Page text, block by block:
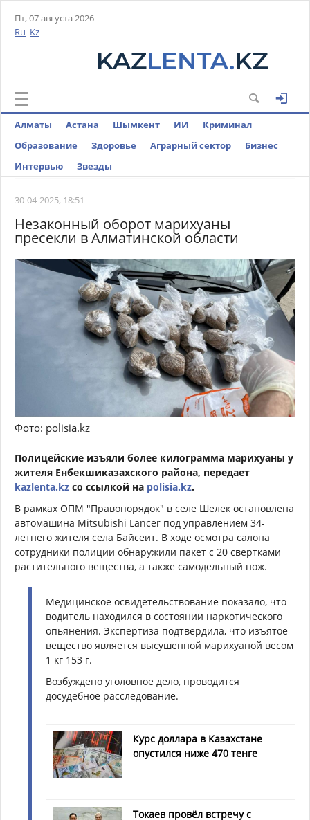
Пт, 07 августа 2026
Ru Kz
Алматы Астана Шымкент ИИ
Криминал
Образование
Здоровье Аграрный сектор
Бизнес
Интервью
Звезды
30-04-2025, 18:51
Незаконный оборот марихуаны
пресекли в Алматинской области
Фото: polisia.kz
Полицейские изъяли более килограмма марихуаны у
жителя Енбекшиказахского района, передает
kazlenta.kz со ссылкой на polisia.kz.
В рамках ОПМ "Правопорядок" в селе Шелек остановлена
автомашина Mitsubishi Lancer под управлением 34-
летнего жителя села Байсеит. В ходе осмотра салона
сотрудники полиции обнаружили пакет с 20 свертками
растительного вещества, а также самодельный нож.
Медицинское освидетельствование показало, что
водитель находился в состоянии наркотического
опьянения. Экспертиза подтвердила, что изъятое
вещество является высушенной марихуаной весом
1 кг 153 г.
Возбуждено уголовное дело, проводится
досудебное расследование.
Курс доллара в Казахстане
опустился ниже 470 тенге
Токаев провёл встречу с